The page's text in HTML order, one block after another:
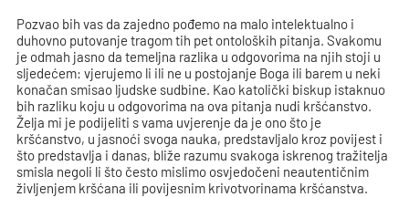
Pozvao bih vas da zajedno pođemo na malo intelektualno i
duhovno putovanje tragom tih pet ontoloških pitanja. Svakomu
je odmah jasno da temeljna razlika u odgovorima na njih stoji u
sljedećem: vjerujemo li ili ne u postojanje Boga ili barem u neki
konačan smisao ljudske sudbine. Kao katolički biskup istaknuo
bih razliku koju u odgovorima na ova pitanja nudi kršćanstvo.
Želja mi je podijeliti s vama uvjerenje da je ono što je
kršćanstvo, u jasnoći svoga nauka, predstavljalo kroz povijest i
što predstavlja i danas, bliže razumu svakoga iskrenog tražitelja
smisla negoli li što često mislimo osvjedočeni neautentičnim
življenjem kršćana ili povijesnim krivotvorinama kršćanstva.